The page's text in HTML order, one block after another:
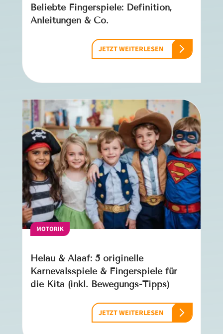
Beliebte Fingerspiele: Definition,
Anleitungen & Co.
JETZT WEITERLESEN
MOTORIK
Helau & Alaaf: 5 originelle
Karnevalsspiele & Fingerspiele für
die Kita (inkl. Bewegungs-Tipps)
JETZT WEITERLESEN